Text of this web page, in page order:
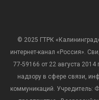
© 2025 ГТРК
интернет-канал «Россия».
77-59166 от 22 августа
надзору в сфере связи,
коммуникаций. Учредитель: